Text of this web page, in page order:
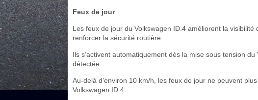
Feux de jour
Les feux de jour du Volkswagen ID.4 améliorent la
renforcer la sécurité routière.
Ils s’activent automatiquement dès la mise sous tension
détectée.
Au-delà d’environ 10 km/h, les feux de jour ne peuvent
Volkswagen ID.4.